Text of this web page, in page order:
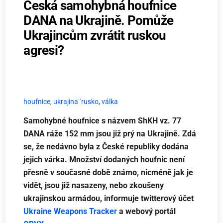
Česká samohybná houfnice
DANA na Ukrajině. Pomůže
Ukrajincům zvrátit ruskou
agresi?
houfnice, ukrajina¨rusko,válka
Samohybné houfnice s názvem ShKH vz. 77
DANA ráže 152 mm jsou již prý na Ukrajině. Zdá
se, že nedávno byla z České republiky dodána
jejich várka. Množství dodaných houfnic není
přesně v současné době známo, nicméně jak je
vidět, jsou již nasazeny, nebo zkoušeny
ukrajinskou armádou, informuje twitterový účet
Ukraine Weapons Tracker a webový portál